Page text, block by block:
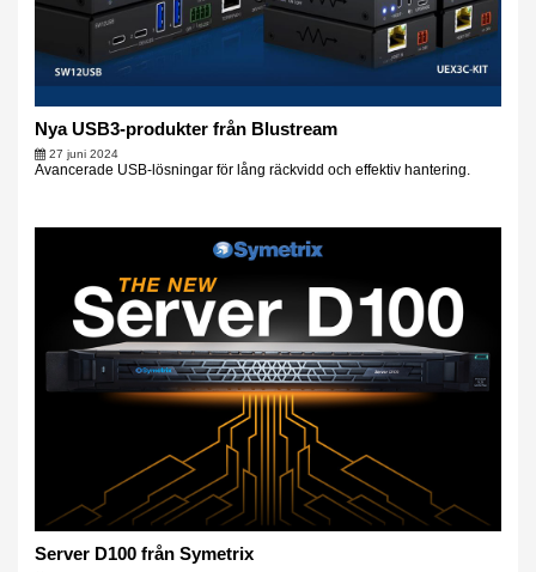
Nya USB3-produkter från Blustream
27 juni 2024
Avancerade USB-lösningar för lång räckvidd och effektiv hantering.
Server D100 från Symetrix